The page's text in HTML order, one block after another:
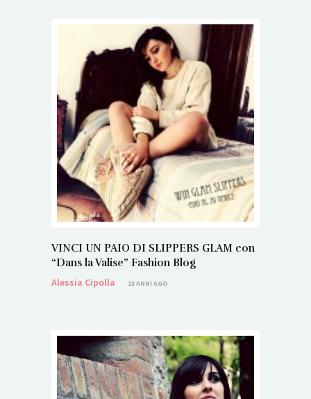
VINCI UN PAIO DI SLIPPERS GLAM con
“Dans la Valise” Fashion Blog
Alessia Cipolla
13 ANNI AGO